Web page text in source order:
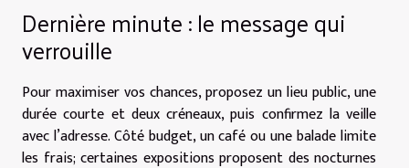
Dernière minute : le message qui
verrouille
Pour maximiser vos chances, proposez un lieu public, une
durée courte et deux créneaux, puis confirmez la veille
avec l’adresse. Côté budget, un café ou une balade limite
les frais; certaines expositions proposent des nocturnes